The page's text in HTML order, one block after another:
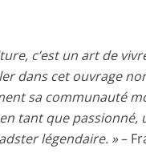
c’est un art de
dans cet ouvrage
sa communauté
tant que
légendaire. »–